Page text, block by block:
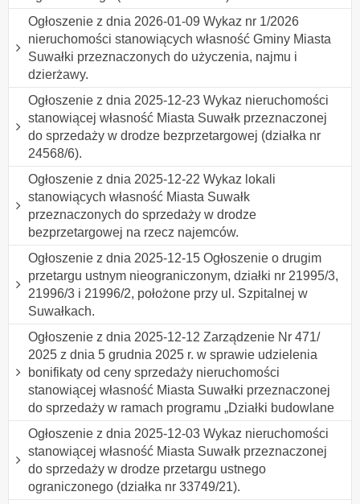
Ogłoszenie z dnia 2026-01-09 Wykaz nr 1/2026
nieruchomości stanowiących własność Gminy Miasta
Suwałki przeznaczonych do użyczenia, najmu i
dzierżawy.
Ogłoszenie z dnia 2025-12-23 Wykaz nieruchomości
stanowiącej własność Miasta Suwałk przeznaczonej
do sprzedaży w drodze bezprzetargowej (działka nr
24568/6).
Ogłoszenie z dnia 2025-12-22 Wykaz lokali
stanowiących własność Miasta Suwałk
przeznaczonych do sprzedaży w drodze
bezprzetargowej na rzecz najemców.
Ogłoszenie z dnia 2025-12-15 Ogłoszenie o drugim
przetargu ustnym nieograniczonym, działki nr 21995/3,
21996/3 i 21996/2, położone przy ul. Szpitalnej w
Suwałkach.
Ogłoszenie z dnia 2025-12-12 Zarządzenie Nr 471/
2025 z dnia 5 grudnia 2025 r. w sprawie udzielenia
bonifikaty od ceny sprzedaży nieruchomości
stanowiącej własność Miasta Suwałki przeznaczonej
do sprzedaży w ramach programu „Działki budowlane
Ogłoszenie z dnia 2025-12-03 Wykaz nieruchomości
stanowiącej własność Miasta Suwałk przeznaczonej
do sprzedaży w drodze przetargu ustnego
ograniczonego (działka nr 33749/21).